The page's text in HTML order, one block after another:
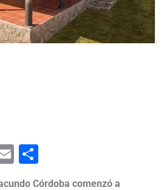
Email
Córdoba comenzó a